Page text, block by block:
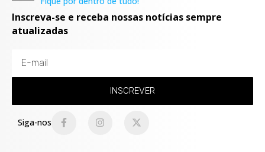
Inscreva-se e receba nossas notícias sempre
atualizadas
INSCREVER
Siga-nos